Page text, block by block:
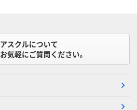
アスクルについて
お気軽にご質問ください。